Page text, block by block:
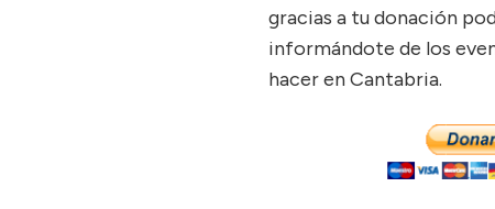
gracias a tu donación
informándote de los
hacer en Cantabria.